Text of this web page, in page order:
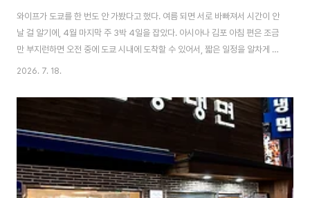
와이프가 도쿄를 한 번도 안 가봤다고 했다. 여름 되면 서로 바빠져서 시간이 안
날 걸 알기에, 4월 마지막 주 3박 4일을 잡았다. 아시아나 김포 아침 편은 조금
만 부지런하면 오전 중에 도쿄 시내에 도착할 수 있어서, 짧은 일정을 알차게 쓰
기엔 이만한 선택지가 없다. 김포공항 국제선 6시. 국제선 터미널 앞은 이미 카
고 도쿄는 여러번 가봤지만 김포 → 하네다는 처음이라 일찍 왔다. 근데 공항이
작아서 그런가 셀프 체크인부터 출국심사까지 인천보다 훨씬 빨랐다. ◈ 여행
개요일정 : 2026-04-23 (수) ~ 2026-04-26 (토), 3박 4일항공 : 아시아
나 OZ1085 (김포 08:40 → 하네다 10:45..
2026. 7. 18.